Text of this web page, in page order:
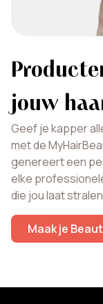
jouw
Geef je kapper
met de
genereert een
elke
die jou laat
Maak je